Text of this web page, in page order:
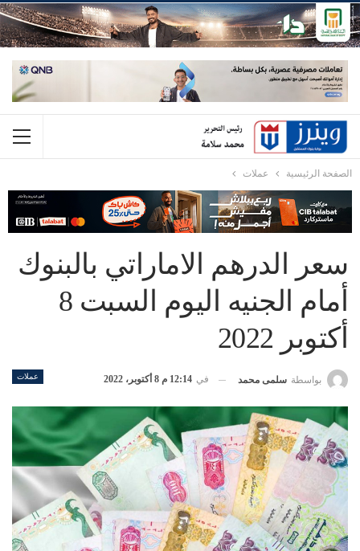
الصفحة الرئيسية عملات
سعر الدرهم الاماراتي بالبنوك
أمام الجنيه اليوم السبت 8
أكتوبر 2022
عملات بواسطة سلمى محمد في 12:14 م 8 أكتوبر، 2022